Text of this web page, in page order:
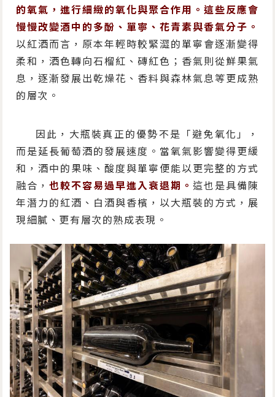
的氧氣，進行細緻的氧化與聚合作用。這些反應會
慢慢改變酒中的多酚、單寧、花青素與香氣分子。
以紅酒而言，原本年輕時較緊澀的單寧會逐漸變得
柔和，酒色轉向石榴紅、磚紅色；香氣則從鮮果氣
息，逐漸發展出乾燥花、香料與森林氣息等更成熟
的層次。
因此，大瓶裝真正的優勢不是「避免氧化」，
而是延長葡萄酒的發展速度。當氧氣影響變得更緩
和，酒中的果味、酸度與單寧便能以更完整的方式
融合，也較不容易過早進入衰退期。 這也是具備陳
年潛力的紅酒、白酒與香檳，以大瓶裝的方式，展
現細膩、更有層次的熟成表現。